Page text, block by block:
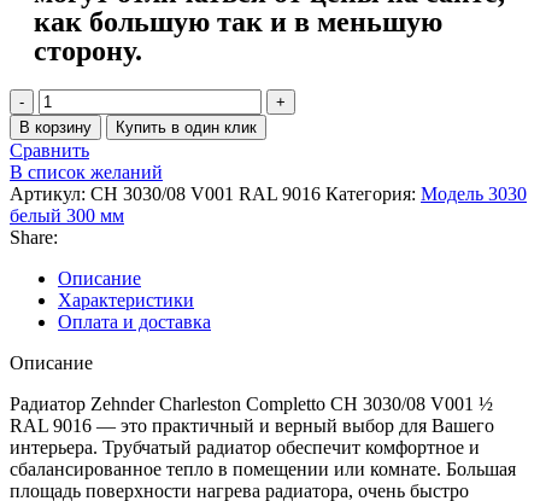
как большую так и в меньшую
сторону.
В корзину Купить в один клик
Сравнить
В список желаний
Артикул: CH 3030/08 V001 RAL 9016 Категория: Модель 3030
белый 300 мм
Share:
Описание
Характеристики
Оплата и доставка
Описание
Радиатор Zehnder Charleston Completto CH 3030/08 V001 ½
RAL 9016 — это практичный и верный выбор для Вашего
интерьера. Трубчатый радиатор обеспечит комфортное и
сбалансированное тепло в помещении или комнате. Большая
площадь поверхности нагрева радиатора, очень быстро